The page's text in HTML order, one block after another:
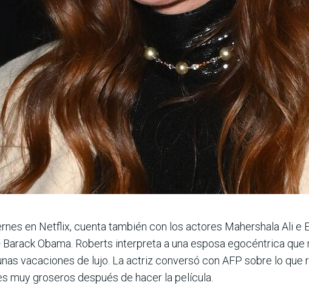
en Netflix, cuenta también con los actores Mahershala Ali e
Obama. Roberts interpreta a una esposa egocéntrica
vacaciones de lujo. La actriz conversó con AFP sobre lo que
muy groseros después de hacer la película.